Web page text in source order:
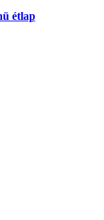
étlap